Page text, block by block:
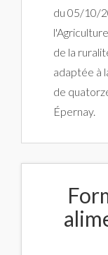
du 05/10/
de la
adaptée à
de
Épernay.